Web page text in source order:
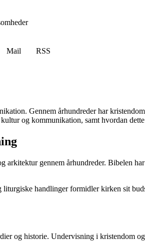
Mail
RSS
Gennem århundreder har
og kommunikation, samt hvordan
gennem århundreder. Bibelen
handlinger formidler kirken sit
og historie. Undervisning i kristendom